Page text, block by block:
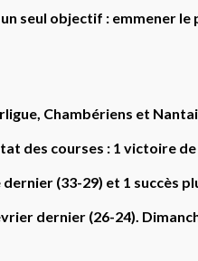
seul objectif : emmener le
Chambériens et
des courses : 1 victoire de
(33-29) et 1 succès
dernier (26-24).